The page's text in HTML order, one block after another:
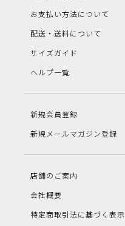
お支払い方法について
配送・送料について
サイズガイド
ヘルプ一覧
新規会員登録
新規メールマガジン登録
店舗のご案内
会社概要
特定商取引法に基づく表示